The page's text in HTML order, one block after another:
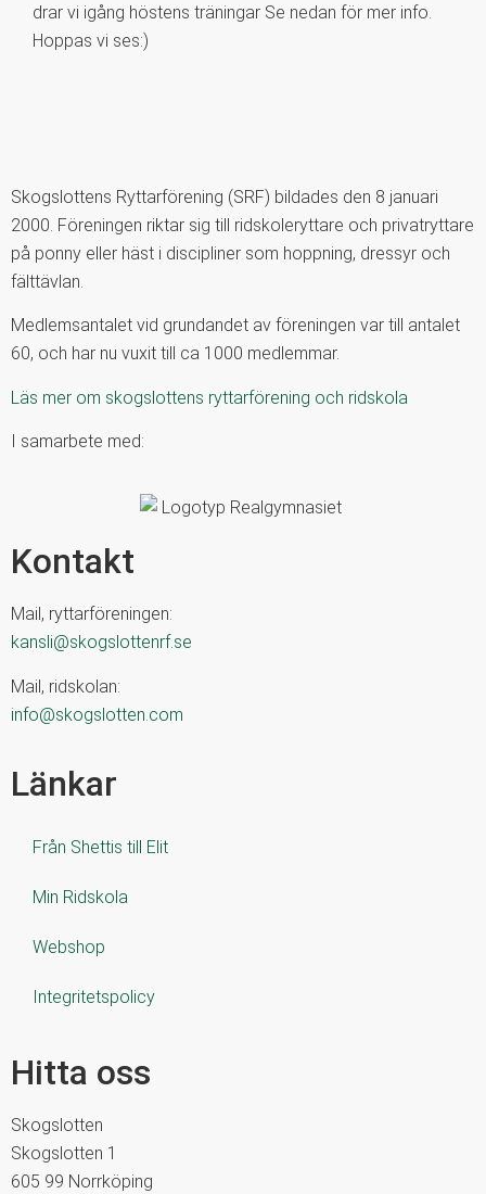
drar vi igång höstens träningar Se nedan för mer info.
Hoppas vi ses:)
Skogslottens Ryttarförening (SRF) bildades den 8 januari
2000. Föreningen riktar sig till ridskoleryttare och privatryttare
på ponny eller häst i discipliner som hoppning, dressyr och
fälttävlan.
Medlemsantalet vid grundandet av föreningen var till antalet
60, och har nu vuxit till ca 1000 medlemmar.
Läs mer om skogslottens ryttarförening och ridskola
I samarbete med:
Kontakt
Mail, ryttarföreningen:
kansli@skogslottenrf.se
Mail, ridskolan:
info@skogslotten.com
Länkar
Från Shettis till Elit
Min Ridskola
Webshop
Integritetspolicy
Hitta oss
Skogslotten
Skogslotten 1
605 99 Norrköping